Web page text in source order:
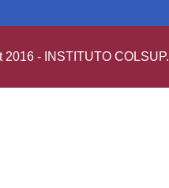
- INSTITUTO COLSUP.